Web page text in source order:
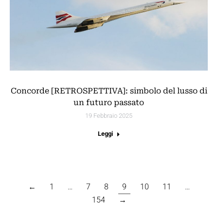
Concorde [RETROSPETTIVA]: simbolo del lusso di
un futuro passato
19 Febbraio 2025
Leggi
← 1 … 7 8 9 10 11
…
154
→